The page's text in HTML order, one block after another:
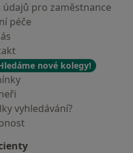
pro zaměstnance
péče
nové kolegy!
vyhledávání?